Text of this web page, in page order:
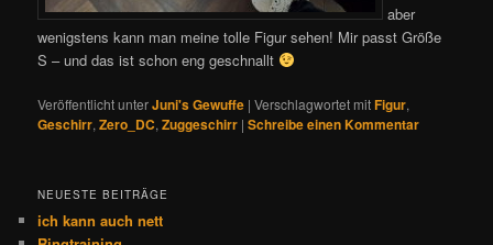
aber
wenigstens kann man meine tolle Figur sehen! Mir passt Größe
S – und das ist schon eng geschnallt
Veröffentlicht unterJuni's Gewuffe |Verschlagwortet mitFigur,
Geschirr,Zero_DC,Zuggeschirr |Schreibe einen Kommentar
NEUESTE BEITRÄGE
ich kann auch nett